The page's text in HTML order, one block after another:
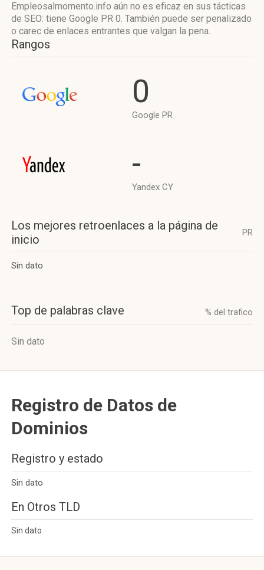
Empleosalmomento.info aún no es eficaz en sus tácticas
de SEO: tiene Google PR 0. También puede ser penalizado
o carec de enlaces entrantes que valgan la pena.
Rangos
0
Google PR
-
Yandex CY
Los mejores retroenlaces a la página de
inicio
PR
Sin dato
Top de palabras clave % del trafico
Sin dato
Registro de Datos de
Dominios
Registro y estado
Sin dato
En Otros TLD
Sin dato